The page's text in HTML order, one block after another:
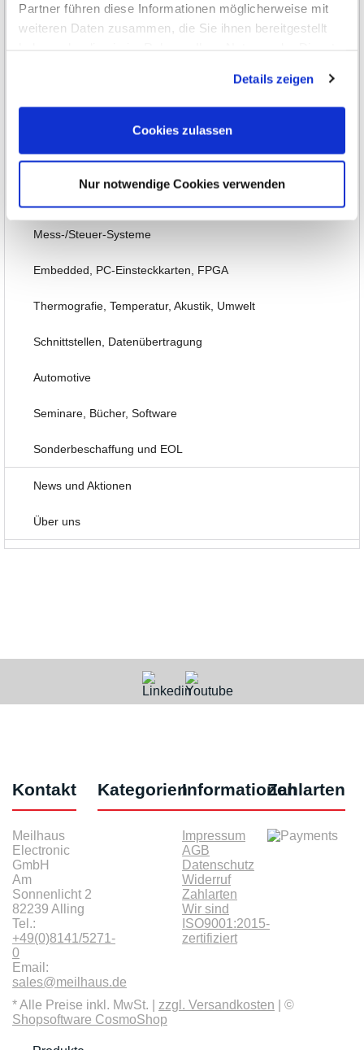
Partner führen diese Informationen möglicherweise mit
weiteren Daten zusammen, die Sie ihnen bereitgestellt
Details zeigen
Cookies zulassen
Nur notwendige Cookies verwenden
Leistungs-Analyse, SMU, Batterietest
HF- und EMV-Messtechnik
Signal-Generatoren
Mess-/Steuer-Systeme
Embedded, PC-Einsteckkarten, FPGA
Thermografie, Temperatur, Akustik, Umwelt
Schnittstellen, Datenübertragung
Automotive
Seminare, Bücher, Software
Sonderbeschaffung und EOL
News und Aktionen
Über uns
Kontakt
Meilhaus
Electronic
GmbH
Am
Sonnenlicht 2
82239 Alling
Tel.:
+49(0)8141/5271-
0
Email:
sales@meilhaus.de
KategorienInformationen
Impressum
AGB
Datenschutz
Widerruf
Zahlarten
Wir sind
ISO9001:2015-
zertifiziert
Zahlarten
* Alle Preise inkl. MwSt. | zzgl. Versandkosten | ©
Shopsoftware CosmoShop